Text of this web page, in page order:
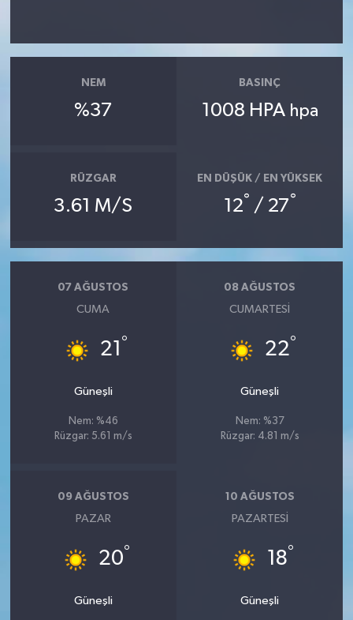
NEM
%37
BASINÇ
1008 HPA hpa
RÜZGAR
3.61 M/S
EN DÜŞÜK / EN YÜKSEK
12° / 27°
07 AĞUSTOS
CUMA
21 °
Güneşli
Nem: %46
Rüzgar: 5.61 m/s
08 AĞUSTOS
CUMARTESI
22°
Güneşli
Nem: %37
Rüzgar: 4.81 m/s
09 AĞUSTOS
PAZAR
20°
Güneşli
10 AĞUSTOS
PAZARTESI
18°
Güneşli